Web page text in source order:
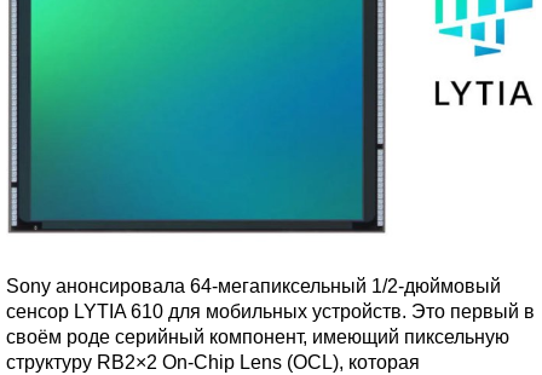
Sony анонсировала 64-мегапиксельный 1/2-дюймовый
сенсор LYTIA 610 для мобильных устройств. Это первый в
своём роде серийный компонент, имеющий пиксельную
структуру RB2×2 On-Chip Lens (OCL), которая